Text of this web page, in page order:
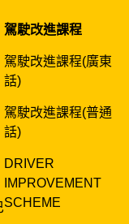
駕駛改進課程
駕駛改進課程(廣東
話)
駕駛改進課程(普通
話)
DRIVER
IMPROVEMENT
SCHEME